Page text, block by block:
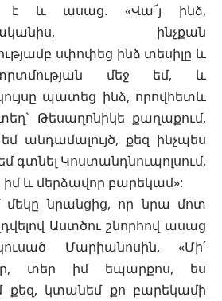
է և ասաց. «Վա՜յ ինձ,
ինչքան
սփոփեց ինձ տեսիլը և
մեջ եմ, և
պատեց ինձ, որովհետև
Թեսաղոնիկե քաղաքում,
անդամալույծ, քեզ ինչպես
գտնել Կոստանդնուպոլսում,
իմ և մերձավոր բարեկամ»:
մեկը նրանցից, որ նրա մոտ
Աստծու շնորհով ասաց
Մարիանոսին. «Մի՛
տեր իմ եպարքոս, ես
քեզ, կտանեմ քո բարեկամի